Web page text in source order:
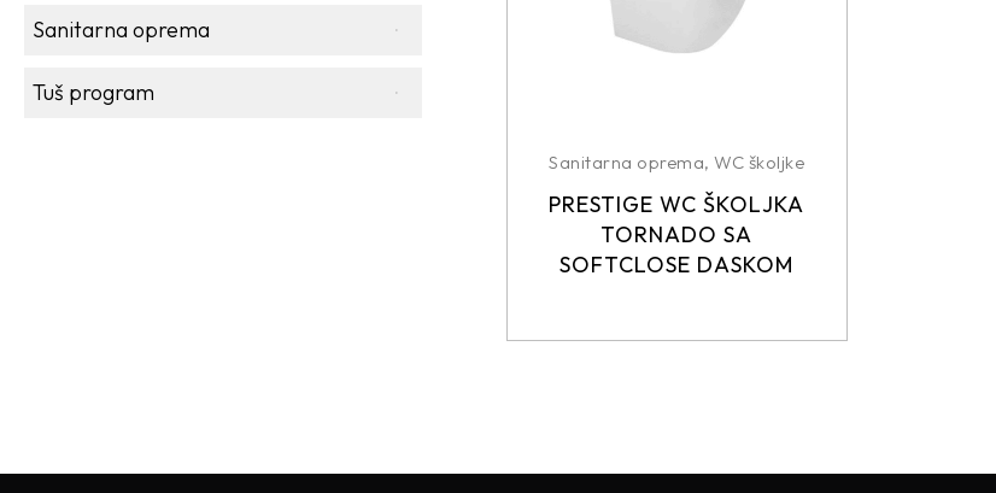
Sanitarna oprema
Tuš program
Sanitarna oprema,WC školjke
PRESTIGE WC ŠKOLJKA
TORNADO SA
SOFTCLOSE DASKOM